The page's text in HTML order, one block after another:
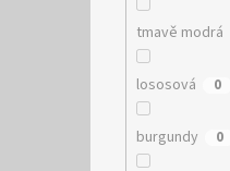
tmavě modrá
lososová 0
burgundy 0